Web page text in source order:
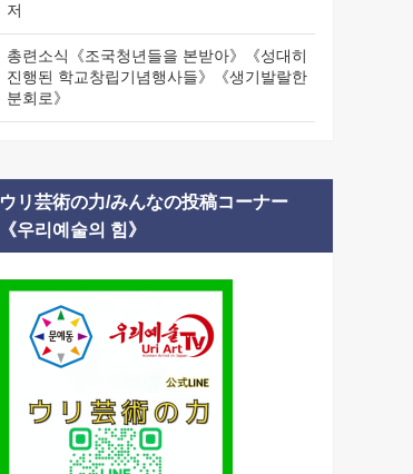
저
총련소식《조국청년들을 본받아》《성대히
진행된 학교창립기념행사들》《생기발랄한
분회로》
ウリ芸術の力/みんなの投稿コーナー
《우리예술의 힘》